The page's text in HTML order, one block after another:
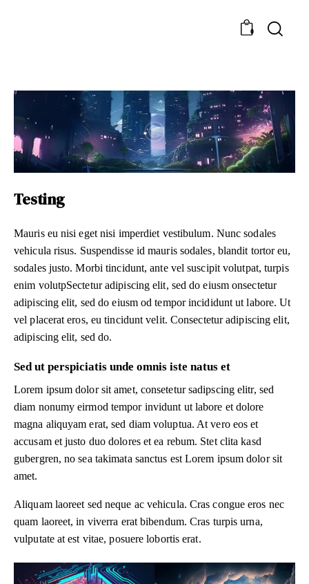
0
Testing
Mauris eu nisi eget nisi imperdiet vestibulum. Nunc sodales
vehicula risus. Suspendisse id mauris sodales, blandit tortor eu,
sodales justo. Morbi tincidunt, ante vel suscipit volutpat, turpis
enim volutpSectetur adipiscing elit, sed do eiusm onsectetur
adipiscing elit, sed do eiusm od tempor incididunt ut labore. Ut
vel placerat eros, eu tincidunt velit. Consectetur adipiscing elit,
adipiscing elit, sed do.
Sed ut perspiciatis unde omnis iste natus et
Lorem ipsum dolor sit amet, consetetur sadipscing elitr, sed
diam nonumy eirmod tempor invidunt ut labore et dolore
magna aliquyam erat, sed diam voluptua. At vero eos et
accusam et justo duo dolores et ea rebum. Stet clita kasd
gubergren, no sea takimata sanctus est Lorem ipsum dolor sit
amet.
Aliquam laoreet sed neque ac vehicula. Cras congue eros nec
quam laoreet, in viverra erat bibendum. Cras turpis urna,
vulputate at est vitae, posuere lobortis erat.